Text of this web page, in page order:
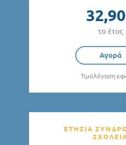
το έτος
Αγορά
Τιμολόγηση
ΕΤΗΣΙΑ